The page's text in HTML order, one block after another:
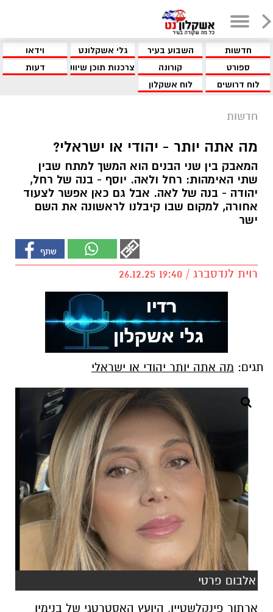
חדשות השבוע בעיר גלי אשקלונט
וידאו
ספורט
קורונה צרכנות תוכן שיווקי
דעות
לוח דרושים
לוח אשקלון
חדשות
מה אתה יותר - יהודי או ישראלי?
המאבק בין שני הבנים הוא המשך למתח שבין
שתי האימהות: רחל ולאה. יוסף - בנה של רחל,
יהודה - בנה של לאה. אבל גם כאן אפשר לצעוד
אחורה, למקום שבו קיבלנו לראשונה את השם
ישר
רוית לנדסברג / 19:40 26.12.25
תגים: מה אתה יותר יהודי או ישראלי
אלבום פרטי
ארתור פינקלשטיין, היועץ האסטרטגי של בנימין